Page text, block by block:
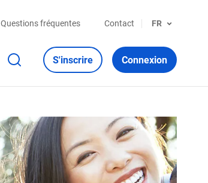
Questions fréquentes Contact FR
S'inscrire Connexion